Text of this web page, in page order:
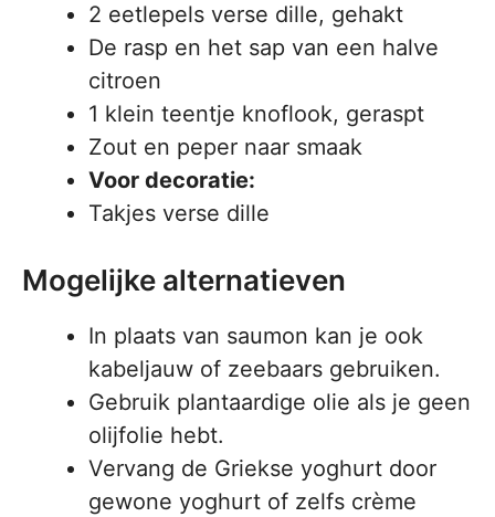
2 eetlepels verse dille, gehakt
De rasp en het sap van een halve
citroen
1 klein teentje knoflook, geraspt
Zout en peper naar smaak
Voor decoratie:
Takjes verse dille
Mogelijke alternatieven
In plaats van saumon kan je ook
kabeljauw of zeebaars gebruiken.
Gebruik plantaardige olie als je geen
olijfolie hebt.
Vervang de Griekse yoghurt door
gewone yoghurt of zelfs crème